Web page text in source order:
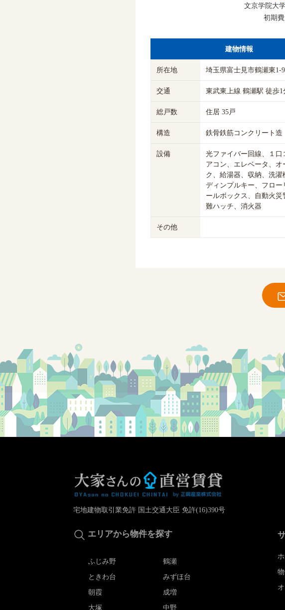
文京学院大
初期
建物情報
所在地 埼玉県富士見市鶴瀬東1-
交通 東武東上線 鶴瀬駅 徒歩1
総戸数 住居 35戸
構造 鉄骨鉄筋コンクリート造
設備
光ファイバー回線、１口
アコン、エレベータ、オ
ク、給湯器、収納、洗濯
ディンプルキー、フロー
ールボックス、自動火災
難ハッチ、消火器
その他
宅地建物取引業免許 国土交通大臣 免許(16)390号
エリアから物件を探す
ふじみ野
鶴瀬
ときわ台
みずほ台
朝霞
成増
大塚
中野